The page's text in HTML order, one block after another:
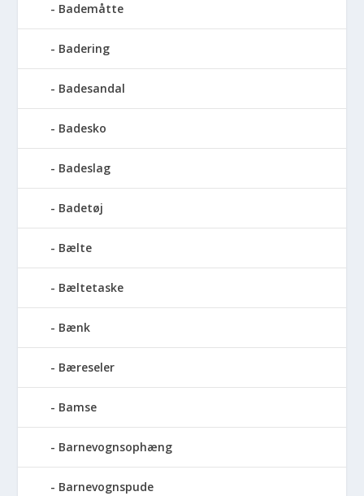
Bademåtte
Badering
Badesandal
Badesko
Badeslag
Badetøj
Bælte
Bæltetaske
Bænk
Bæreseler
Bamse
Barnevognsophæng
Barnevognspude